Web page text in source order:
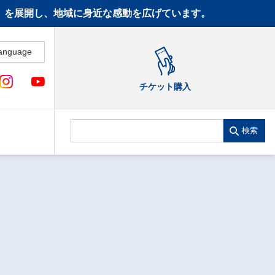
展開し、地域に身近な感動を広げています。
チケット購入
検索